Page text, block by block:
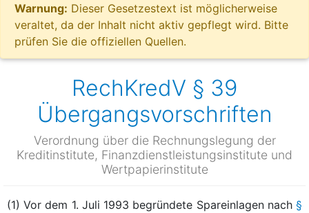
Warnung: Dieser Gesetzestext ist möglicherweise
veraltet, da der Inhalt nicht aktiv gepflegt wird. Bitte
prüfen Sie die offiziellen Quellen.
RechKredV § 39
Übergangsvorschriften
Verordnung über die Rechnungslegung der
Kreditinstitute, Finanzdienstleistungsinstitute und
Wertpapierinstitute
(1) Vor dem 1. Juli 1993 begründete Spareinlagen nach §